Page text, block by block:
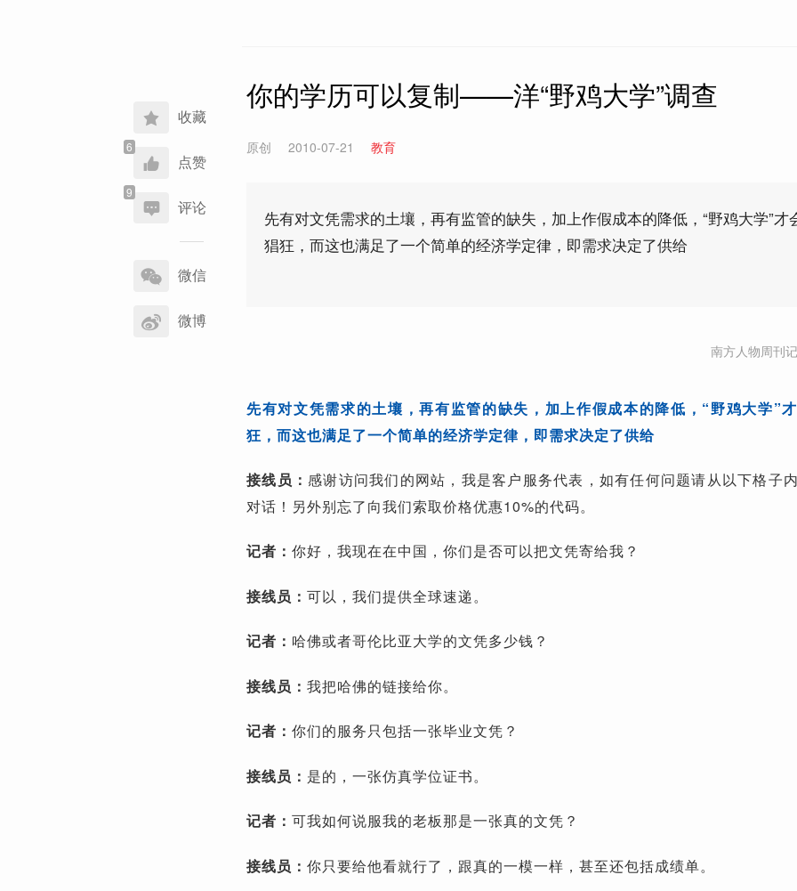
收藏
点赞
评论
享
到
微信
微博
你的学历可以复制——洋“野鸡大学”调查
原创 2010-07-21 教育
先有对文凭需求的土壤，再有监管的缺失，加上作假成本的降低，“野鸡大学”才
猖狂，而这也满足了一个简单的经济学定律，即需求决定了供给
南方人物周刊
先有对文凭需求的土壤，再有监管的缺失，加上作假成本的降低，“野鸡大学”
狂，而这也满足了一个简单的经济学定律，即需求决定了供给
接线员：感谢访问我们的网站，我是客户服务代表，如有任何问题请从以下格子
对话！另外别忘了向我们索取价格优惠10%的代码。
记者： 你好，我现在在中国，你们是否可以把文凭寄给我？
接线员： 可以，我们提供全球速递。
记者： 哈佛或者哥伦比亚大学的文凭多少钱？
接线员： 我把哈佛的链接给你。
记者： 你们的服务只包括一张毕业文凭？
接线员： 是的，一张仿真学位证书。
记者： 可我如何说服我的老板那是一张真的文凭？
接线员： 你只要给他看就行了，跟真的一模一样，甚至还包括成绩单。